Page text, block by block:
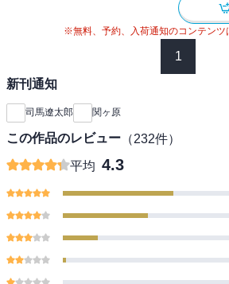
※無料、予約、入荷通知のコンテンツ
1
新刊通知
司馬遼太郎 関ヶ原
この作品のレビュー （232件）
平均 4.3